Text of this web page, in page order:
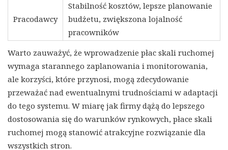
Pracodawcy
Stabilność kosztów, lepsze planowanie
budżetu, zwiększona lojalność
pracowników
Warto zauważyć, że wprowadzenie płac skali ruchomej
wymaga starannego zaplanowania i monitorowania,
ale korzyści, które przynosi, mogą zdecydowanie
przeważać nad ewentualnymi trudnościami w adaptacji
do tego systemu. W miarę jak firmy dążą do lepszego
dostosowania się do warunków rynkowych, płace skali
ruchomej mogą stanowić atrakcyjne rozwiązanie dla
wszystkich stron.